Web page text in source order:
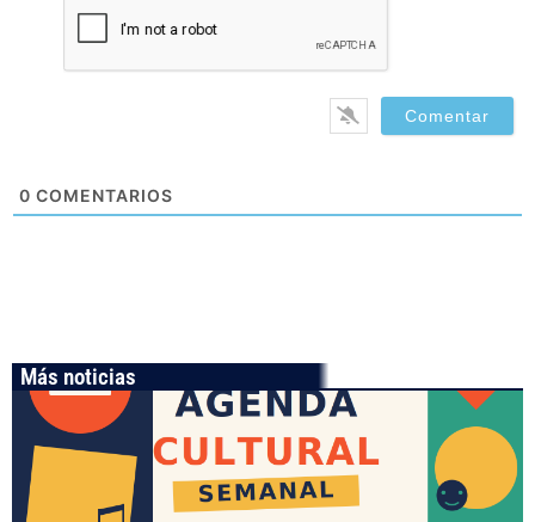
0 COMENTARIOS
Más noticias